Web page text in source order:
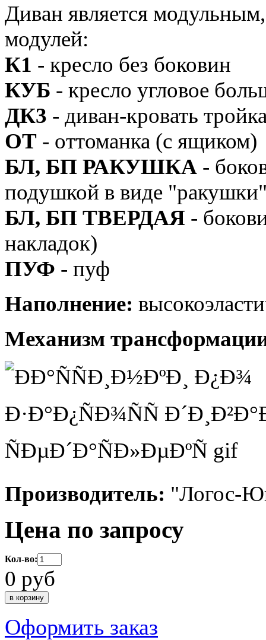
Диван является
модулей:
К1 - кресло без боковин
КУБ - кресло угловое
ДК3 - диван-кровать
ОТ - оттоманка (с ящиком)
БЛ, БП РАКУШКА -
подушкой в виде
БЛ, БП ТВЕРДАЯ -
накладок)
ПУФ - пуф
Наполнение:
Механизм
Производитель: "Логос-
Цена по запросу
Кол-во:
0 руб
Оформить заказ